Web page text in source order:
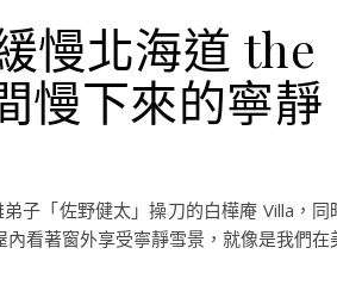
慢北海道 the
慢下來的寧靜
子「佐野健太」操刀的白樺庵 Villa，同
看著窗外享受寧靜雪景，就像是我們在